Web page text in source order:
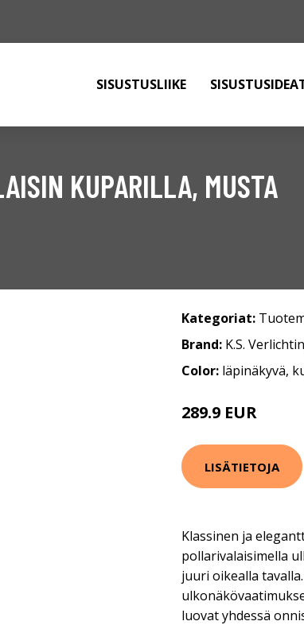
SISUSTUSLIIKE
KUPARILLA, MUSTA
Kategoriat:
Brand: K.S.
Color: läpinäkyvä,
289.9 EUR
LISÄTIETOJA
Klassinen ja
pollarivalaisimella
juuri oikealla
luovat yhdessä